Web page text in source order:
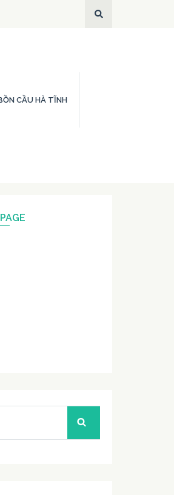
CẦU HÀ TĨNH